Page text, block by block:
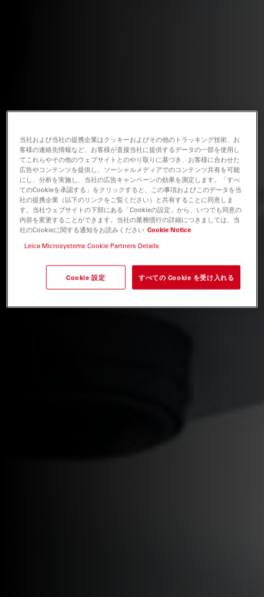
当社および当社の提携企業はクッキーおよびその他のトラッキング技術、お
客様の連絡先情報など、お客様が直接当社に提供するデータの一部を使用し
てこれらやその他のウェブサイトとのやり取りに基づき、お客様に合わせた
広告やコンテンツを提供し、ソーシャルメディアでのコンテンツ共有を可能
にし、分析を実施し、当社の広告キャンペーンの効果を測定します。「すべ
てのCookieを承認する」をクリックすると、この事項およびこのデータを当
社の提携企業（以下のリンクをご覧ください）と共有することに同意しま
す。当社ウェブサイトの下部にある「Cookieの設定」から、いつでも同意の
内容を変更することができます。当社の業務慣行の詳細につきましては、当
社のCookieに関する通知をお読みください Cookie Notice
Leica Microsystems Cookie Partners Details
Cookie 設定 すべての Cookie を受け入れる